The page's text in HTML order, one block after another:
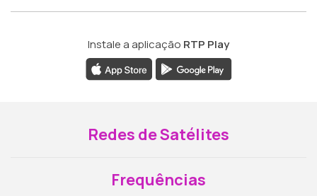
Instale a aplicação RTP Play
Redes de Satélites
Frequências